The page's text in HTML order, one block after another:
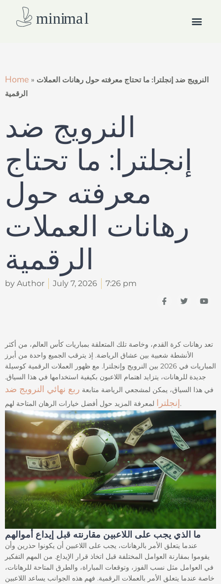
Home » النرويج ضد إنجلترا: ما تحتاج معرفته حول رهانات العملات
الرقمية
النرويج ضد
إنجلترا: ما تحتاج
معرفته حول
رهانات العملات
الرقمية
by Author July 7, 2026 7:26 pm
I
c
a
c
e
b
o
o
T
w
Y
o
تعد رهانات كرة القدم، وخاصة تلك المتعلقة بمباريات كأس العالم، من أكثر
الأنشطة شعبية بين عشاق الرياضة. إذ يترقب الجميع واحدة من أبرز
المباريات في 2026 بين النرويج وإنجلترا. مع ظهور العملات الرقمية كوسيلة
جديدة للرهانات، يتزايد اهتمام اللاعبون بكيفية استخدامها في هذا السياق.
في هذا السياق، يمكن لمشجعي الرياضة متابعة ربع نهائي النرويج ضد
إنجلترالمعرفة المزيد حول أفضل خيارات الرهان المتاحة لهم.
ما الذي يجب على اللاعبين مقارنته قبل إيداع أموالهم
عندما يتعلق الأمر بالرهانات، يجب على اللاعبين أن يكونوا حذرين وأن
يقوموا بمقارنة العوامل المختلفة قبل اتخاذ قرار الإيداع. من المهم التفكير
في العوامل مثل نسب الفوز، وتوقعات المباراة، والطرق المتاحة للرهانات،
خاصة عندما يتعلق الأمر بالعملات الرقمية. فهم هذه الجوانب يساعد اللاعبين